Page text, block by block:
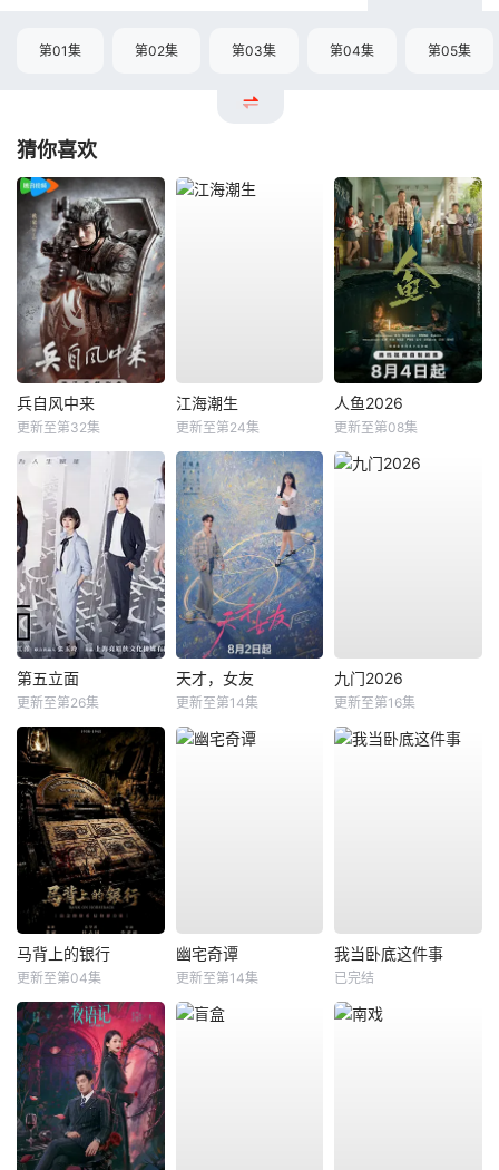
第01集 第02集 第03集 第04集 第05集
猜你喜欢
兵自风中来
更新至第32集
江海潮生
更新至第24集
人鱼2026
更新至第08集
第五立面
更新至第26集
天才，女友
更新至第14集
九门2026
更新至第16集
马背上的银行
更新至第04集
幽宅奇谭
更新至第14集
我当卧底这件事
已完结